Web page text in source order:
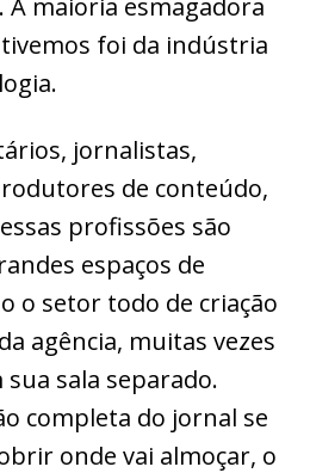
foi da indústria
jornalistas,
de conteúdo,
profissões são
espaços de
o setor todo de criação
agência, muitas vezes
sua sala separado.
completa do jornal se
onde vai almoçar, o